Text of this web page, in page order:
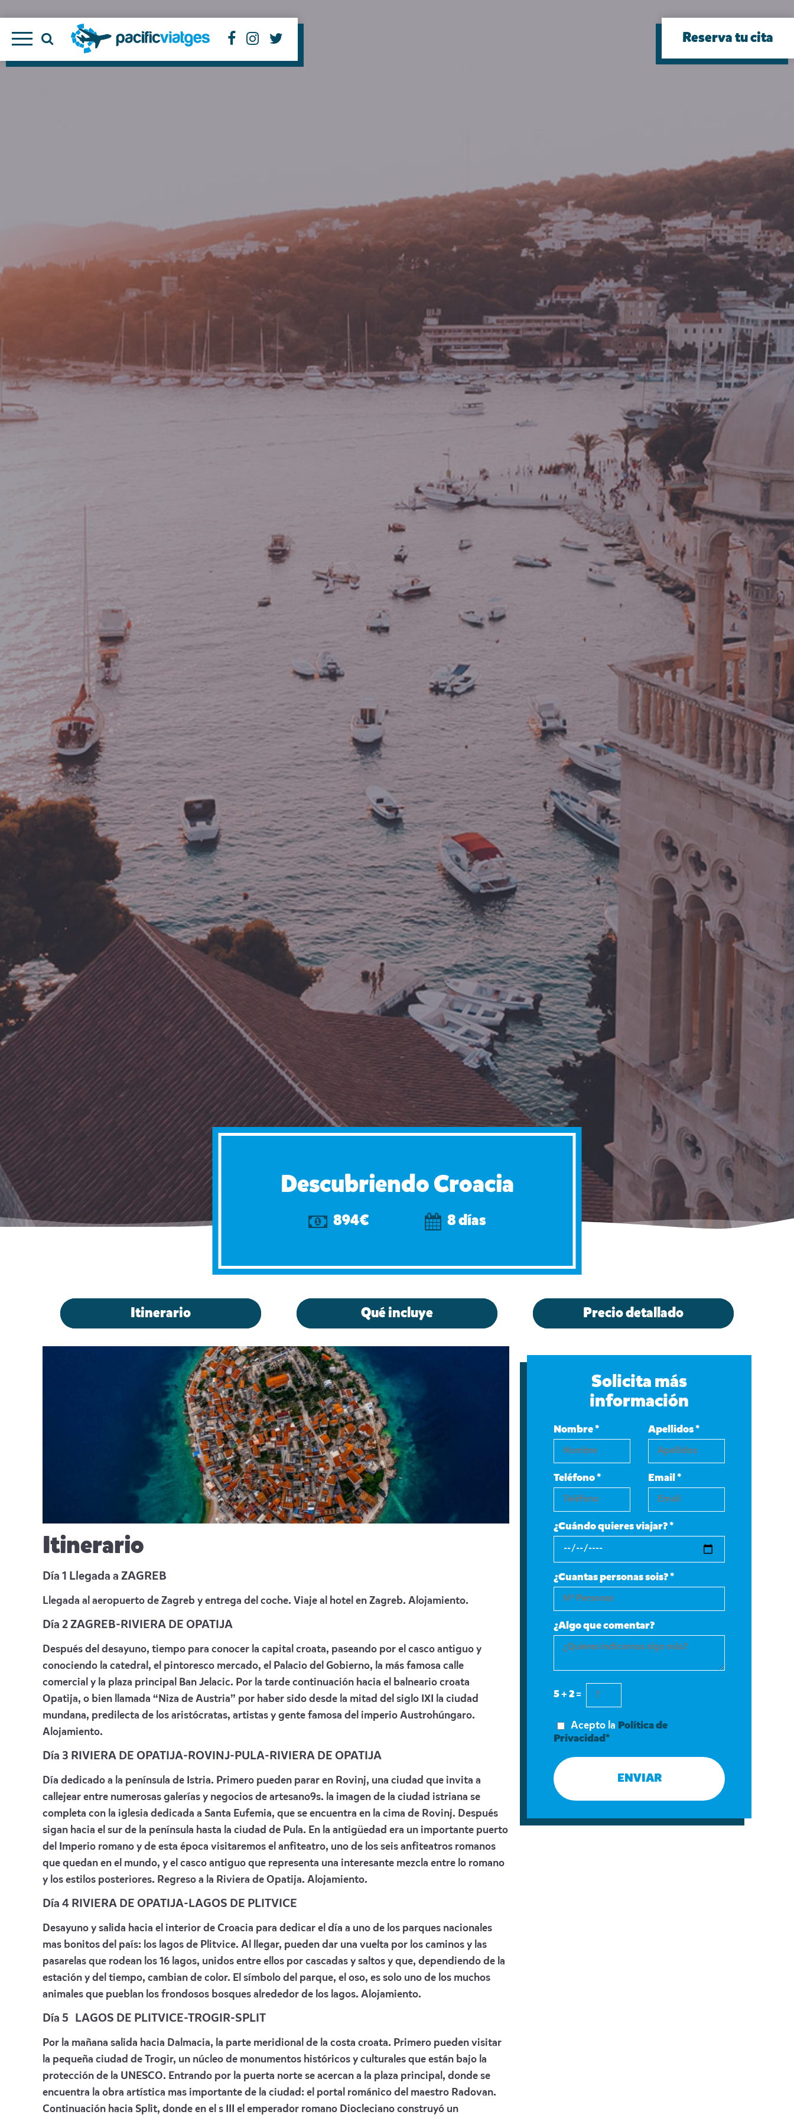
Reserva tu cita
Descubriendo Croacia
894€ 8 días
Itinerario Qué incluye Precio detallado
Itinerario
Día 1 Llegada a ZAGREB
Llegada al aeropuerto de Zagreb y entrega del coche. Viaje al hotel en Zagreb. Alojamiento.
Día 2 ZAGREB-RIVIERA DE OPATIJA
Después del desayuno, tiempo para conocer la capital croata, paseando por el casco antiguo y
conociendo la catedral, el pintoresco mercado, el Palacio del Gobierno, la más famosa calle
comercial y la plaza principal Ban Jelacic. Por la tarde continuación hacia el balneario croata
Opatija, o bien llamada “Niza de Austria” por haber sido desde la mitad del siglo IXI la ciudad
mundana, predilecta de los aristócratas, artistas y gente famosa del imperio Austrohúngaro.
Alojamiento.
Día 3 RIVIERA DE OPATIJA-ROVINJ-PULA-RIVIERA DE OPATIJA
Día dedicado a la península de Istria. Primero pueden parar en Rovinj, una ciudad que invita a
callejear entre numerosas galerías y negocios de artesano9s. la imagen de la ciudad istriana se
completa con la iglesia dedicada a Santa Eufemia, que se encuentra en la cima de Rovinj. Después
sigan hacia el sur de la península hasta la ciudad de Pula. En la antigüedad era un importante puerto
del Imperio romano y de esta época visitaremos el anfiteatro, uno de los seis anfiteatros romanos
que quedan en el mundo, y el casco antiguo que representa una interesante mezcla entre lo romano
y los estilos posteriores. Regreso a la Riviera de Opatija. Alojamiento.
Día 4 RIVIERA DE OPATIJA-LAGOS DE PLITVICE
Desayuno y salida hacia el interior de Croacia para dedicar el día a uno de los parques nacionales
mas bonitos del país: los lagos de Plitvice. Al llegar, pueden dar una vuelta por los caminos y las
pasarelas que rodean los 16 lagos, unidos entre ellos por cascadas y saltos y que, dependiendo de la
estación y del tiempo, cambian de color. El símbolo del parque, el oso, es solo uno de los muchos
animales que pueblan los frondosos bosques alrededor de los lagos. Alojamiento.
Día 5 LAGOS DE PLITVICE-TROGIR-SPLIT
Por la mañana salida hacia Dalmacia, la parte meridional de la costa croata. Primero pueden visitar
la pequeña ciudad de Trogir, un núcleo de monumentos históricos y culturales que están bajo la
protección de la UNESCO. Entrando por la puerta norte se acercan a la plaza principal, donde se
encuentra la obra artística mas importante de la ciudad: el portal románico del maestro Radovan.
Continuación hacia Split, donde en el s III el emperador romano Diocleciano construyó un
Solicita más
información
Nombre * Apellidos *
Teléfono * Email *
¿Cuándo quieres viajar? *
¿Cuantas personas sois? *
¿Algo que comentar?
5 + 2 =
Acepto la Política de
Privacidad*
ENVIAR